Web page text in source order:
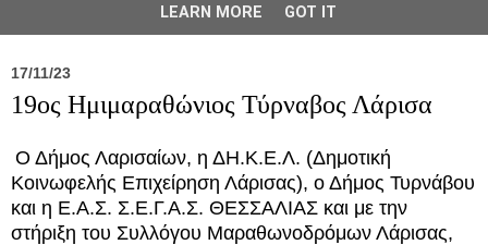
Σύλλογος Ιπποκράτειος
17/11/23
19ος Ημιμαραθώνιος Τύρναβος Λάρισα
Ο Δήμος Λαρισαίων, η ΔΗ.Κ.Ε.Λ. (Δημοτική
Κοινωφελής Επιχείρηση Λάρισας), ο Δήμος Τυρνάβου
και η Ε.Α.Σ. Σ.Ε.Γ.Α.Σ. ΘΕΣΣΑΛΙΑΣ και με την
στήριξη του Συλλόγου Μαραθωνοδρόμων Λάρισας,
LEARN MORE GOT IT